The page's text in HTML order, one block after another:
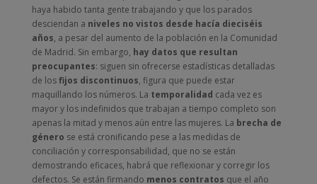
haya habido tanta gente trabajando y que los parados
desciendan a niveles no vistos desde hacía dieciséis
años, a pesar del aumento de la población en la Comunidad
de Madrid. Sin embargo, hay datos que resultan
preocupantes: siguen sin ofrecerse estadísticas detalladas
de losfijos discontinuos, figura que puede estar
maquillando los números. La temporalidad cada vez es
mayor y los indefinidos que trabajan a tiempo completo son
apenas la mitad y menos aún entre las mujeres. La brecha de
género se está cronificando pese a las medidas de
conciliación y corresponsabilidad, que no se están
demostrando eficaces, habrá que reflexionar y corregir los
defectos. Se están firmando menos contratos que el año